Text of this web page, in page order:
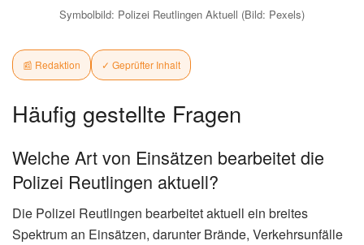
Symbolbild: Polizei Reutlingen Aktuell (Bild: Pexels)
📰 Redaktion ✓ Geprüfter Inhalt
Häufig gestellte Fragen
Welche Art von Einsätzen bearbeitet die
Polizei Reutlingen aktuell?
Die Polizei Reutlingen bearbeitet aktuell ein breites
Spektrum an Einsätzen, darunter Brände, Verkehrsunfälle